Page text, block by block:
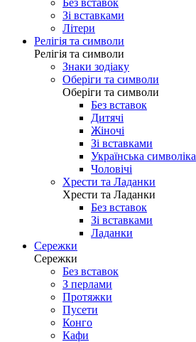
Без вставок
Зі вставками
Літери
Релігія та символи
Релігія та символи
Знаки зодіаку
Оберіги та символи
Оберіги та символи
Без вставок
Дитячі
Жіночі
Зі вставками
Українська символіка
Чоловічі
Хрести та Ладанки
Хрести та Ладанки
Без вставок
Зі вставками
Ладанки
Сережки
Сережки
Без вставок
З перлами
Протяжки
Пусети
Конго
Кафи